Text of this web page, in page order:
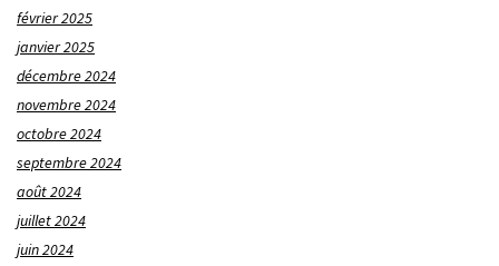
février 2025
janvier 2025
décembre 2024
novembre 2024
octobre 2024
septembre 2024
août 2024
juillet 2024
juin 2024